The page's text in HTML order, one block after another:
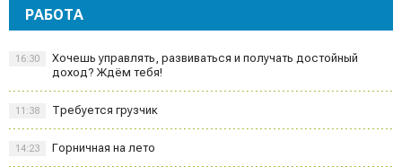
РАБОТА
Хочешь управлять, развиваться и получать достойный
доход? Ждём тебя!
16:30
Требуется грузчик
11:38
Горничная на лето
14:23